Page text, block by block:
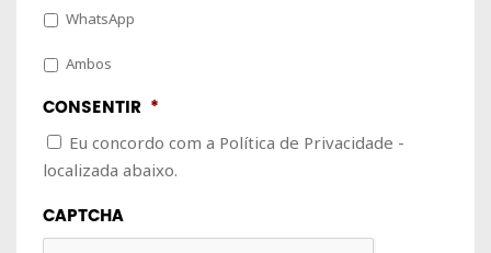
WhatsApp
Ambos
CONSENTIR *
Eu concordo com a Política de Privacidade -
localizada abaixo.
CAPTCHA